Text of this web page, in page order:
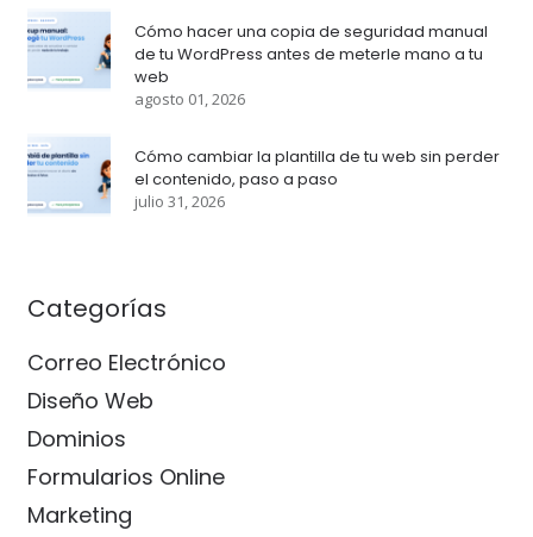
Cómo hacer una copia de seguridad manual
de tu WordPress antes de meterle mano a tu
web
agosto 01, 2026
Cómo cambiar la plantilla de tu web sin perder
el contenido, paso a paso
julio 31, 2026
Categorías
Correo Electrónico
Diseño Web
Dominios
Formularios Online
Marketing